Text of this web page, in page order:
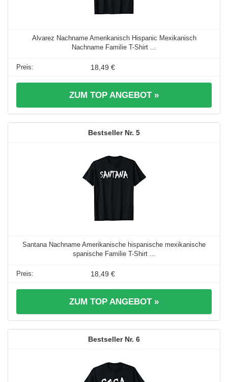
Alvarez Nachname Amerikanisch Hispanic Mexikanisch
Nachname Familie T-Shirt ...
18,49 €
ZUM TOP ANGEBOT »
5
Santana Nachname Amerikanische hispanische mexikanische
spanische Familie T-Shirt ...
18,49 €
ZUM TOP ANGEBOT »
6